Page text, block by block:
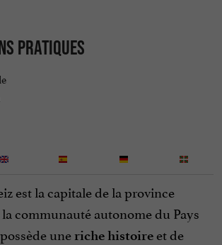
pratiques
est la capitale de la province
communauté autonome du Pays
une riche histoire et de